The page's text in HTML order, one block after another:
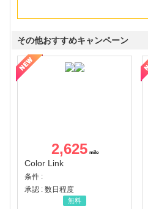
その他おすすめキャンペーン
2,625
Color Link
条件 :
承認 : 数日程度
無料